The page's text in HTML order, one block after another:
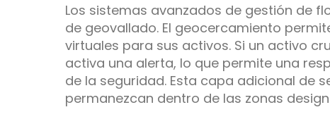
Los sistemas avanzados de gestión de
de geovallado. El geocercamiento
virtuales para sus activos. Si un activo
activa una alerta, lo que permite una
de la seguridad. Esta capa adicional de
permanezcan dentro de las zonas